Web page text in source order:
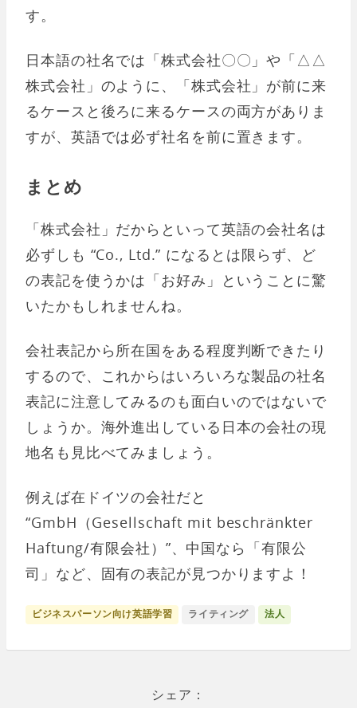
す。
日本語の社名では「株式会社〇〇」や「△△
株式会社」のように、「株式会社」が前に来
るケースと後ろに来るケースの両方がありま
すが、英語では必ず社名を前に置きます。
まとめ
「株式会社」だからといって英語の会社名は
必ずしも “Co., Ltd.” になるとは限らず、ど
の表記を使うかは「お好み」ということに驚
いたかもしれませんね。
会社表記から所在国をある程度判断できたり
するので、これからはいろいろな製品の社名
表記に注意してみるのも面白いのではないで
しょうか。海外進出している日本の会社の現
地名も見比べてみましょう。
例えば在ドイツの会社だと
“GmbH（Gesellschaft mit beschränkter
Haftung/有限会社）”、中国なら「有限公
司」など、固有の表記が見つかりますよ！
ビジネスパーソン向け英語学習 ライティング 法人
シェア：